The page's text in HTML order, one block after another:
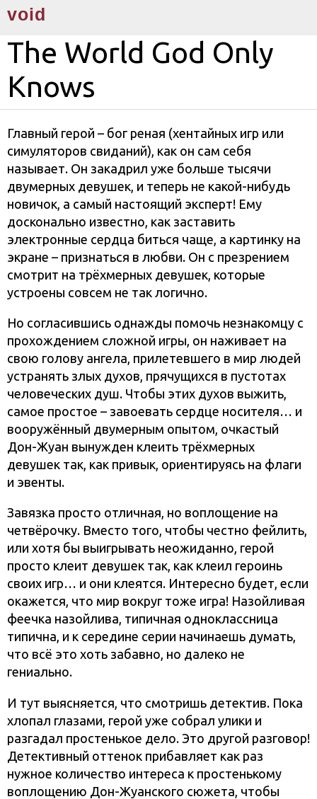
void
The World God Only
Knows
Главный герой – бог реная (хентайных игр или
симуляторов свиданий), как он сам себя
называет. Он закадрил уже больше тысячи
двумерных девушек, и теперь не какой-нибудь
новичок, а самый настоящий эксперт! Ему
досконально известно, как заставить
электронные сердца биться чаще, а картинку на
экране – признаться в любви. Он с презрением
смотрит на трёхмерных девушек, которые
устроены совсем не так логично.
Но согласившись однажды помочь незнакомцу с
прохождением сложной игры, он наживает на
свою голову ангела, прилетевшего в мир людей
устранять злых духов, прячущихся в пустотах
человеческих душ. Чтобы этих духов выжить,
самое простое – завоевать сердце носителя… и
вооружённый двумерным опытом, очкастый
Дон-Жуан вынужден клеить трёхмерных
девушек так, как привык, ориентируясь на флаги
и эвенты.
Завязка просто отличная, но воплощение на
четвёрочку. Вместо того, чтобы честно фейлить,
или хотя бы выигрывать неожиданно, герой
просто клеит девушек так, как клеил героинь
своих игр… и они клеятся. Интересно будет, если
окажется, что мир вокруг тоже игра! Назойливая
феечка назойлива, типичная одноклассница
типична, и к середине серии начинаешь думать,
что всё это хоть забавно, но далеко не
гениально.
И тут выясняется, что смотришь детектив. Пока
хлопал глазами, герой уже собрал улики и
разгадал простенькое дело. Это другой разговор!
Детективный оттенок прибавляет как раз
нужное количество интереса к простенькому
воплощению Дон-Жуанского сюжета, чтобы